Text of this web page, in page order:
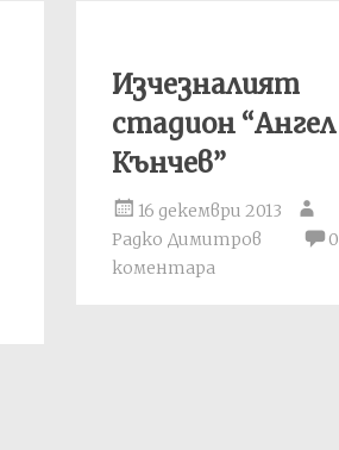
Изчезналият
стадион “Ангел
Кънчев”
16 декември 2013
Радко Димитров
0
коментара